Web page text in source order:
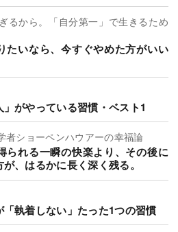
るから。「自分第一」で生きるため
たいなら、今すぐやめた方がいい
」がやっている習慣・ベスト1
ショーペンハウアーの幸福論
られる一瞬の快楽より、その後に
、はるかに長く深く残る。
「執着しない」たった1つの習慣